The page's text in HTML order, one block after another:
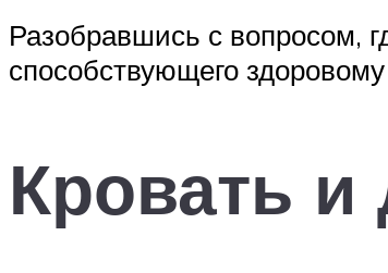
Разобравшись с вопросом,
способствующего
Кровать и